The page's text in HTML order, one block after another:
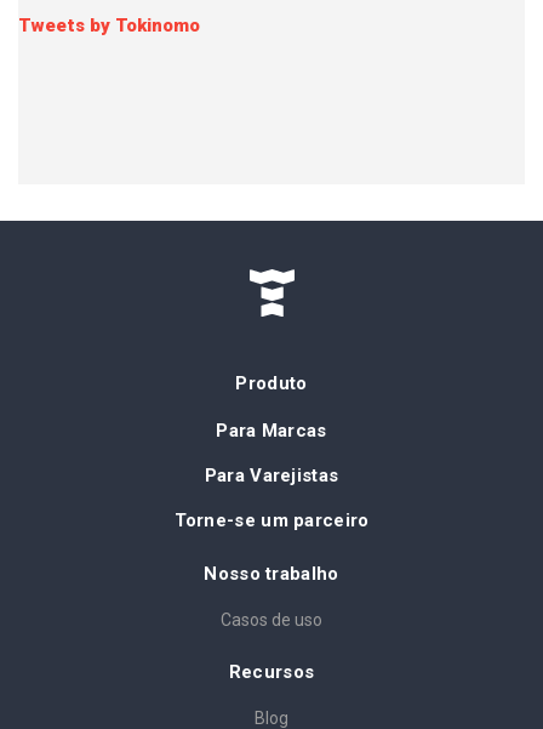
Tweets by Tokinomo
Produto
Para Marcas
Para Varejistas
Torne-se um parceiro
Nosso trabalho
Casos de uso
Recursos
Blog